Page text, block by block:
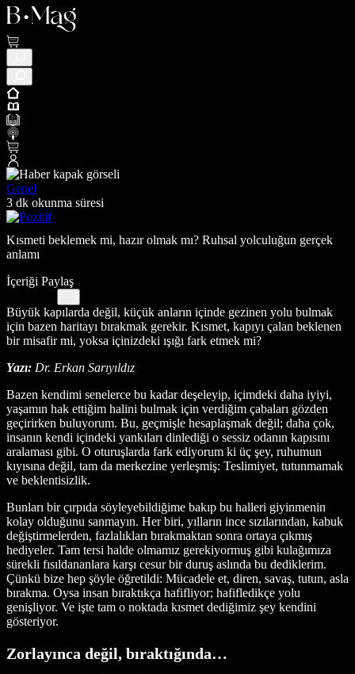
Genel
3 dk okunma süresi
Kısmeti beklemek mi, hazır olmak mı? Ruhsal yolculuğun gerçek
anlamı
İçeriği Paylaş
Büyük kapılarda değil, küçük anların içinde gezinen yolu bulmak
için bazen haritayı bırakmak gerekir. Kısmet, kapıyı çalan beklenen
bir misafir mi, yoksa içinizdeki ışığı fark etmek mi?
Yazı: Dr. Erkan Sarıyıldız
Bazen kendimi senelerce bu kadar deşeleyip, içimdeki daha iyiyi,
yaşamın hak ettiğim halini bulmak için verdiğim çabaları gözden
geçirirken buluyorum. Bu, geçmişle hesaplaşmak değil; daha çok,
insanın kendi içindeki yankıları dinlediği o sessiz odanın kapısını
aralaması gibi. O oturuşlarda fark ediyorum ki üç şey, ruhumun
kıyısına değil, tam da merkezine yerleşmiş: Teslimiyet, tutunmamak
ve beklentisizlik.
Bunları bir çırpıda söyleyebildiğime bakıp bu halleri giyinmenin
kolay olduğunu sanmayın. Her biri, yılların ince sızılarından, kabuk
değiştirmelerden, fazlalıkları bırakmaktan sonra ortaya çıkmış
hediyeler. Tam tersi halde olmamız gerekiyormuş gibi kulağımıza
sürekli fısıldananlara karşı cesur bir duruş aslında bu dediklerim.
Çünkü bize hep şöyle öğretildi: Mücadele et, diren, savaş, tutun, asla
bırakma. Oysa insan bıraktıkça hafifliyor; hafifledikçe yolu
genişliyor. Ve işte tam o noktada kısmet dediğimiz şey kendini
gösteriyor.
Zorlayınca değil, bıraktığında…